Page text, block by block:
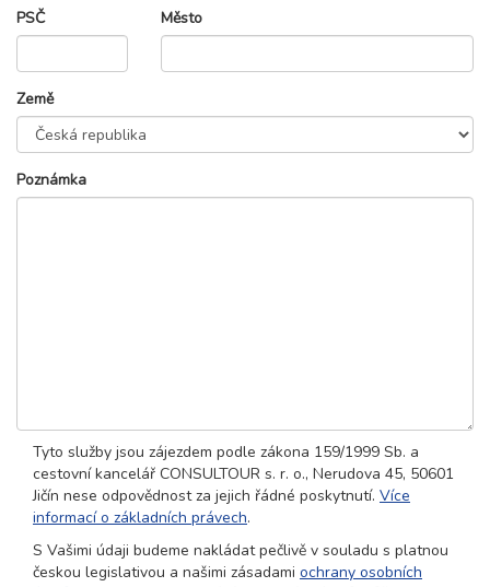
PSČ Město
Země
Poznámka
Tyto služby jsou zájezdem podle zákona 159/1999 Sb. a
cestovní kancelář CONSULTOUR s. r. o., Nerudova 45, 50601
Jičín nese odpovědnost za jejich řádné poskytnutí. Více
informací o základních právech.
S Vašimi údaji budeme nakládat pečlivě v souladu s platnou
českou legislativou a našimi zásadami ochrany osobních